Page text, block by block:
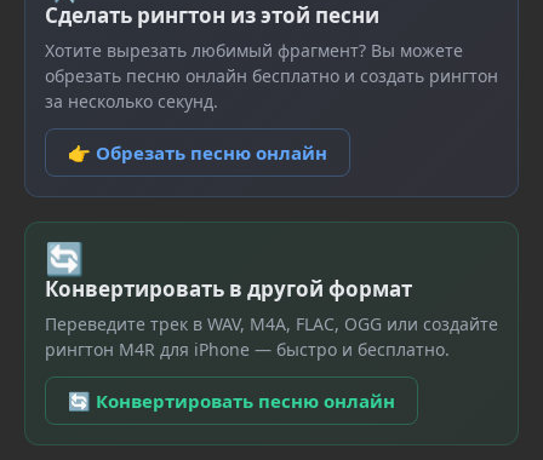
Сделать рингтон из этой песни
Хотите вырезать любимый фрагмент? Вы можете
обрезать песню онлайн бесплатно и создать рингтон
за несколько секунд.
👉 Обрезать песню онлайн
🔄
Конвертировать в другой формат
Переведите трек в WAV, M4A, FLAC, OGG или создайте
рингтон M4R для iPhone — быстро и бесплатно.
🔄 Конвертировать песню онлайн